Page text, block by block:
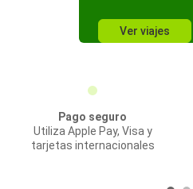
Ver viajes
Pago seguro
Utiliza Apple Pay, Visa y
tarjetas internacionales